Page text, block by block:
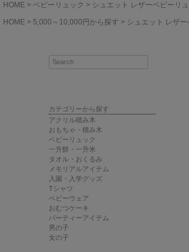
HOME ベビーリュック
シュエット レザーベビーリ
HOME
5,000～10,000円から探す シュエット レザ
カテゴリーから探す
アクリル積み木
おもちゃ・積み木
ベビーリュック
一升餅・一升米
タオル・おくるみ
メモリアルアイテム
入園・入学グッズ
Tシャツ
ベビーウェア
おむつケーキ
パーティーアイテム
男の子
女の子